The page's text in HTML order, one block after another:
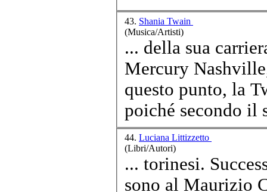
43. Shania Twain
(Musica/Artisti)
... della sua
Mercury
questo punto, la
poiché secondo il
44. Luciana Littizzetto
(Libri/Autori)
... torinesi. Successivamente le prime apparizioni televisive
sono al Maurizio